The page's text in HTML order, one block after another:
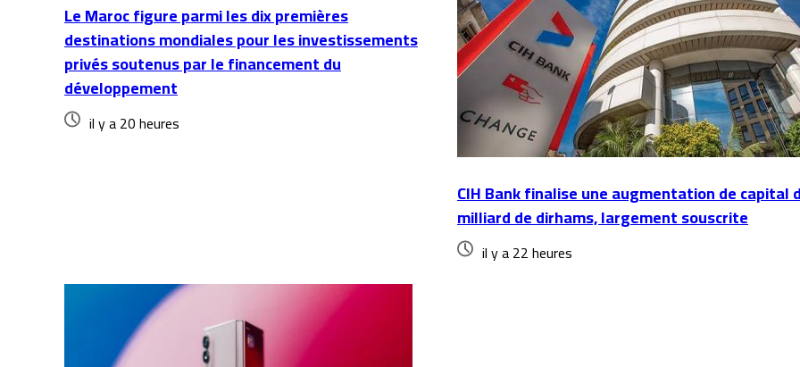
Le Maroc figure parmi les dix premières
destinations mondiales pour les investissements
privés soutenus par le financement du
développement
il y a 20 heures
CIH Bank finalise une augmentation de capital
milliard de dirhams, largement souscrite
il y a 22 heures